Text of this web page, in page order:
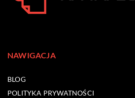
NAWIGACJA
BLOG
POLITYKA PRYWATNOŚCI